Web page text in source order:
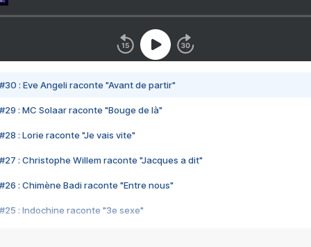
#30 : Eve Angeli raconte "Avant de partir"
#29 : MC Solaar raconte "Bouge de là"
#28 : Lorie raconte "Je vais vite"
#27 : Christophe Willem raconte "Jacques a dit"
#26 : Chimène Badi raconte "Entre nous"
#25 : Indochine raconte "3e sexe"